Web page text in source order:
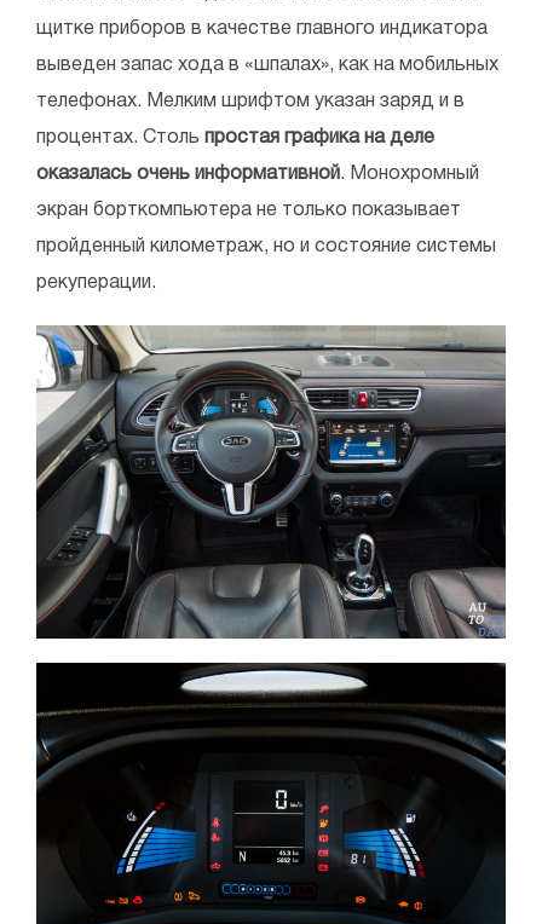
щитке приборов в качестве главного индикатора
выведен запас хода в «шпалах», как на мобильных
телефонах. Мелким шрифтом указан заряд и в
процентах. Столь простая графика на деле
оказалась очень информативной . Монохромный
экран борткомпьютера не только показывает
пройденный километраж, но и состояние системы
рекуперации.